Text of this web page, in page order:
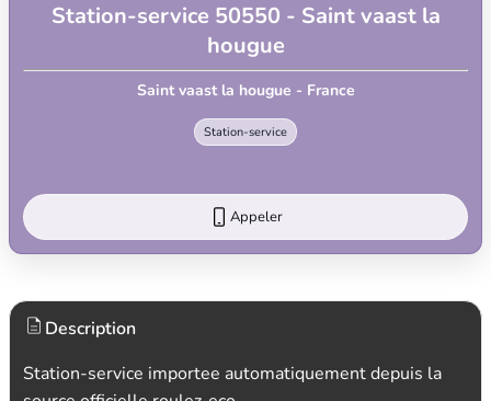
Station-service 50550 - Saint vaast la
hougue
Saint vaast la hougue - France
Station-service
Appeler
Description
Station-service importee automatiquement depuis la